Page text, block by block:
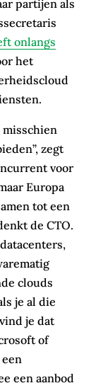
partijen als
onlangs
het
misschien
zegt
voor
Europa
tot een
de CTO.
clouds
je al die
je dat
of
een aanbod